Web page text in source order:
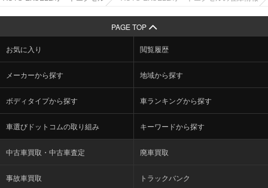
PAGE TOP
お気に入り 閲覧履歴
メーカーから探す 地域から探す
ボディタイプから探す 車ランキングから探す
車選びドットコムの取り組み キーワードから探す
中古車買取・中古車査定 廃車買取
事故車買取 トラックバンク